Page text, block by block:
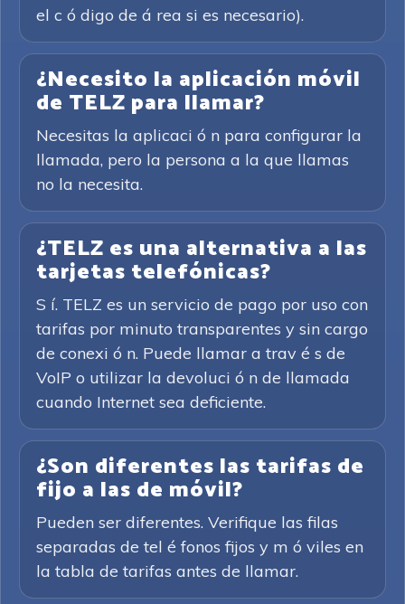
el c ó digo de á rea si es necesario).
¿Necesito la aplicación móvil
de TELZ para llamar?
Necesitas la aplicaci ó n para configurar la
llamada, pero la persona a la que llamas
no la necesita.
¿TELZ es una alternativa a las
tarjetas telefónicas?
S í. TELZ es un servicio de pago por uso con
tarifas por minuto transparentes y sin cargo
de conexi ó n. Puede llamar a trav é s de
VoIP o utilizar la devoluci ó n de llamada
cuando Internet sea deficiente.
¿Son diferentes las tarifas de
fijo a las de móvil?
Pueden ser diferentes. Verifique las filas
separadas de tel é fonos fijos y m ó viles en
la tabla de tarifas antes de llamar.